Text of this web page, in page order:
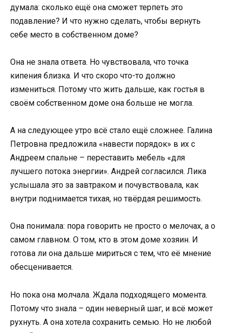
думала: сколько ещё она сможет терпеть это
подавление? И что нужно сделать, чтобы вернуть
себе место в собственном доме?
Она не знала ответа. Но чувствовала, что точка
кипения близка. И что скоро что-то должно
измениться. Потому что жить дальше, как гостья в
своём собственном доме она больше не могла.
А на следующее утро всё стало ещё сложнее. Галина
Петровна предложила «навести порядок» в их с
Андреем спальне – переставить мебель «для
лучшего потока энергии». Андрей согласился. Лика
услышала это за завтраком и почувствовала, как
внутри поднимается тихая, но твёрдая решимость.
Она понимала: пора говорить не просто о мелочах, а о
самом главном. О том, кто в этом доме хозяин. И
готова ли она дальше мириться с тем, что её мнение
обесценивается.
Но пока она молчала. Ждала подходящего момента.
Потому что знала – один неверный шаг, и всё может
рухнуть. А она хотела сохранить семью. Но не любой